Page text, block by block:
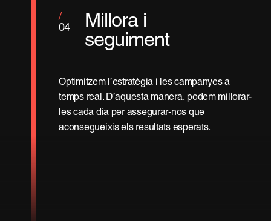
/
04
Millora i
seguiment
Optimitzem l’estratègia i les campanyes a
temps real. D’aquesta manera, podem millorar-
les cada dia per assegurar-nos que
aconsegueixis els resultats esperats.